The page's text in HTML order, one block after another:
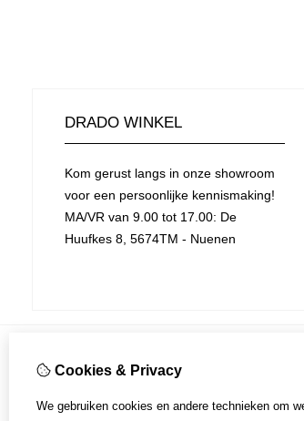
DRADO WINKEL
Kom gerust langs in onze showroom
voor een persoonlijke kennismaking!
MA/VR van 9.00 tot 17.00: De
Huufkes 8, 5674TM - Nuenen
Informatie
Over ons
Cookies & Privacy
We gebruiken cookies en andere technieken om